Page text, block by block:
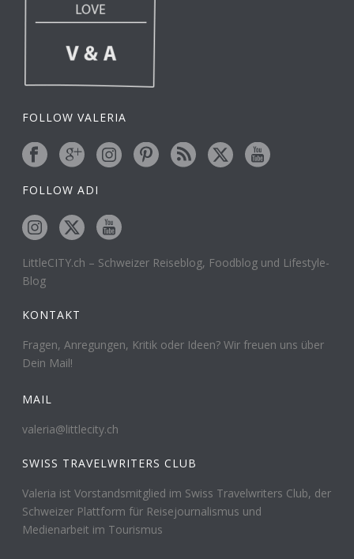
FOLLOW VALERIA
FOLLOW ADI
LittleCITY.ch – Schweizer Reiseblog, Foodblog und Lifestyle-
Blog
KONTAKT
Fragen, Anregungen, Kritik oder Ideen? Wir freuen uns über
Dein Mail!
MAIL
valeria@littlecity.ch
SWISS TRAVELWRITERS CLUB
Valeria ist Vorstandsmitglied im Swiss Travelwriters Club, der
Schweizer Plattform für Reisejournalismus und
Medienarbeit im Tourismus